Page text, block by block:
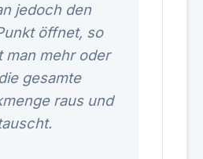
jedoch den
öffnet, so
man mehr oder
gesamte
raus und